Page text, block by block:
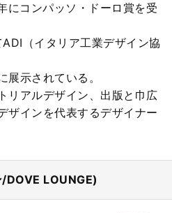
にコンパッソ・ドーロ賞を受
（イタリア工業デザイン協
示されている。
リアルデザイン、出版と巾広
ザインを代表するデザイナー
DOVE LOUNGE)